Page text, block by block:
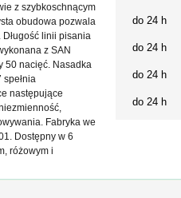
do 24 h
do 24 h
do 24 h
do 24 h
z szybkoschnącym
obudowa pozwala
Długość linii pisania
z SAN
50 nacięć. Nasadka
spełnia
następujące
Fabryka we
Dostępny w 6
różowym i